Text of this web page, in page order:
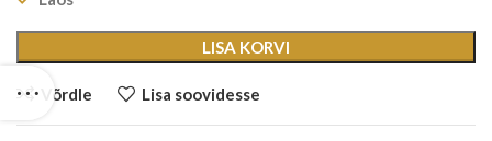
LISA KORVI
Võrdle Lisa soovidesse